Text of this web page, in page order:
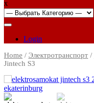
x
Login
Home / Электротранспорт /
Jintech S3